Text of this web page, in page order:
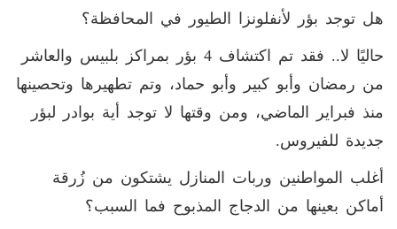
هل توجد بؤر لأنفلونزا الطيور في المحافظة؟
حاليًا لا.. فقد تم اكتشاف 4 بؤر بمراكز بلبيس والعاشر
من رمضان وأبو كبير وأبو حماد، وتم تطهيرها وتحصينها
منذ فبراير الماضي، ومن وقتها لا توجد أية بوادر لبؤر
جديدة للفيروس.
أغلب المواطنين وربات المنازل يشتكون من زُرقة
أماكن بعينها من الدجاج المذبوح فما السبب؟